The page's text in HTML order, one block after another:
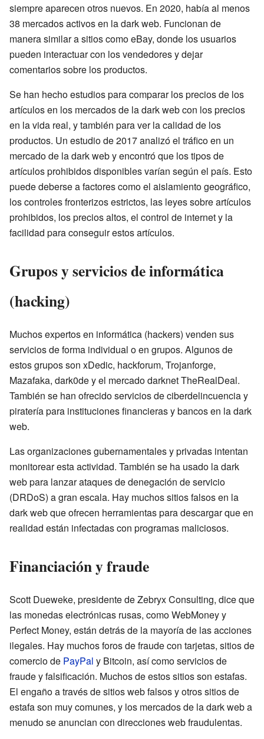
siempre aparecen otros nuevos. En 2020, había al menos
38 mercados activos en la dark web. Funcionan de
manera similar a sitios como eBay, donde los usuarios
pueden interactuar con los vendedores y dejar
comentarios sobre los productos.
Se han hecho estudios para comparar los precios de los
artículos en los mercados de la dark web con los precios
en la vida real, y también para ver la calidad de los
productos. Un estudio de 2017 analizó el tráfico en un
mercado de la dark web y encontró que los tipos de
artículos prohibidos disponibles varían según el país. Esto
puede deberse a factores como el aislamiento geográfico,
los controles fronterizos estrictos, las leyes sobre artículos
prohibidos, los precios altos, el control de internet y la
facilidad para conseguir estos artículos.
Grupos y servicios de informática
(hacking)
Muchos expertos en informática (hackers) venden sus
servicios de forma individual o en grupos. Algunos de
estos grupos son xDedic, hackforum, Trojanforge,
Mazafaka, dark0de y el mercado darknet TheRealDeal.
También se han ofrecido servicios de ciberdelincuencia y
piratería para instituciones financieras y bancos en la dark
web.
Las organizaciones gubernamentales y privadas intentan
monitorear esta actividad. También se ha usado la dark
web para lanzar ataques de denegación de servicio
(DRDoS) a gran escala. Hay muchos sitios falsos en la
dark web que ofrecen herramientas para descargar que en
realidad están infectadas con programas maliciosos.
Financiación y fraude
Scott Dueweke, presidente de Zebryx Consulting, dice que
las monedas electrónicas rusas, como WebMoney y
Perfect Money, están detrás de la mayoría de las acciones
ilegales. Hay muchos foros de fraude con tarjetas, sitios de
comercio de PayPal y Bitcoin, así como servicios de
fraude y falsificación. Muchos de estos sitios son estafas.
El engaño a través de sitios web falsos y otros sitios de
estafa son muy comunes, y los mercados de la dark web a
menudo se anuncian con direcciones web fraudulentas.